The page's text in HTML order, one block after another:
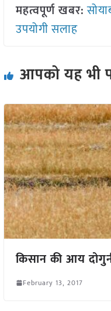
महत्वपूर्ण खबर:
उपयोगी सलाह
आपको यह भी
किसान की आय
February 13, 2017